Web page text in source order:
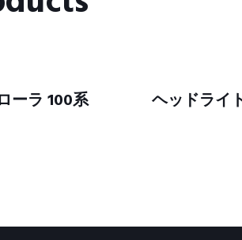
トヨタ カローラ 100系